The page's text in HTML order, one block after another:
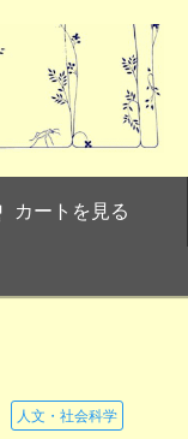
カートを見る
人文・社会科学